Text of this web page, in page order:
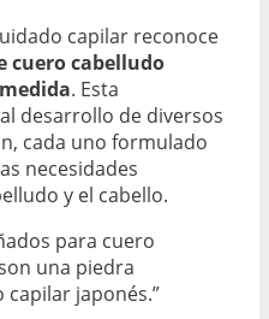
capilar reconoce
cuero cabelludo
. Esta
desarrollo de diversos
cada uno formulado
necesidades
y el cabello.
para cuero
una piedra
japonés.”